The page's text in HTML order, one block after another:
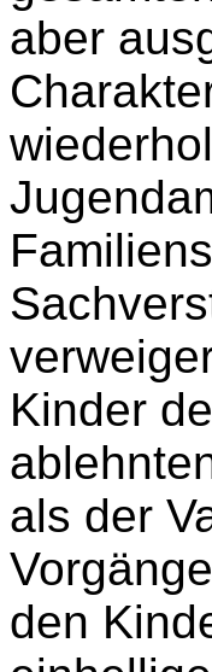
aber
Kinder
als der
den